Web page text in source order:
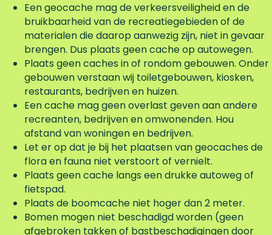
Een geocache mag de verkeersveiligheid en de
bruikbaarheid van de recreatiegebieden of de
materialen die daarop aanwezig zijn, niet in gevaar
brengen. Dus plaats geen cache op autowegen.
Plaats geen caches in of rondom gebouwen. Onder
gebouwen verstaan wij toiletgebouwen, kiosken,
restaurants, bedrijven en huizen.
Een cache mag geen overlast geven aan andere
recreanten, bedrijven en omwonenden. Hou
afstand van woningen en bedrijven.
Let er op dat je bij het plaatsen van geocaches de
flora en fauna niet verstoort of vernielt.
Plaats geen cache langs een drukke autoweg of
fietspad.
Plaats de boomcache niet hoger dan 2 meter.
Bomen mogen niet beschadigd worden (geen
afgebroken takken of bastbeschadigingen door